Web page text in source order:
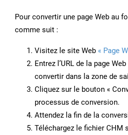
Pour convertir une page Web au
comme suit :
Visitez le site Web « Page
Entrez l’URL de la page
convertir dans la zone de
Cliquez sur le bouton «
processus de conversion.
Attendez la fin de la
Téléchargez le fichier CHM